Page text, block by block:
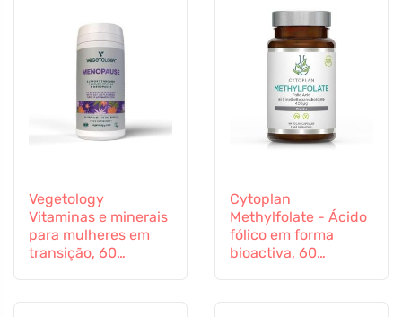
Vegetology
Vitaminas e minerais
para mulheres em
transição, 60
Cytoplan
Methylfolate - Ácido
fólico em forma
bioactiva, 60